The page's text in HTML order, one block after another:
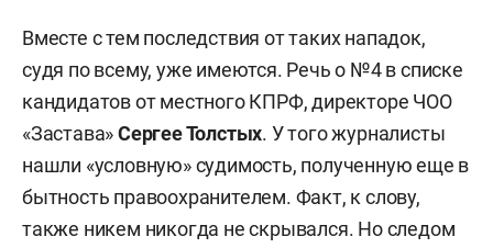
Вместе с тем последствия от таких нападок,
судя по всему, уже имеются. Речь о №4 в списке
кандидатов от местного КПРФ, директоре ЧОО
«Застава»Сергее Толстых. У того журналисты
нашли «условную» судимость, полученную еще в
бытность правоохранителем. Факт, к слову,
также никем никогда не скрывался. Но следом